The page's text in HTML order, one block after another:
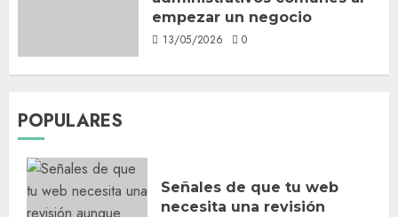
empezar un negocio
13/05/2026 0
POPULARES
Señales de que tu web
necesita una revisión